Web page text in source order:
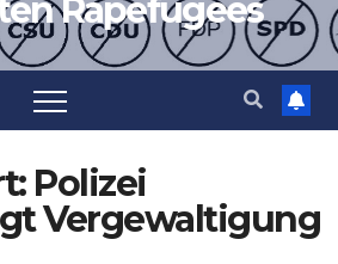
Rapefugees
Polizei
Vergewaltigung